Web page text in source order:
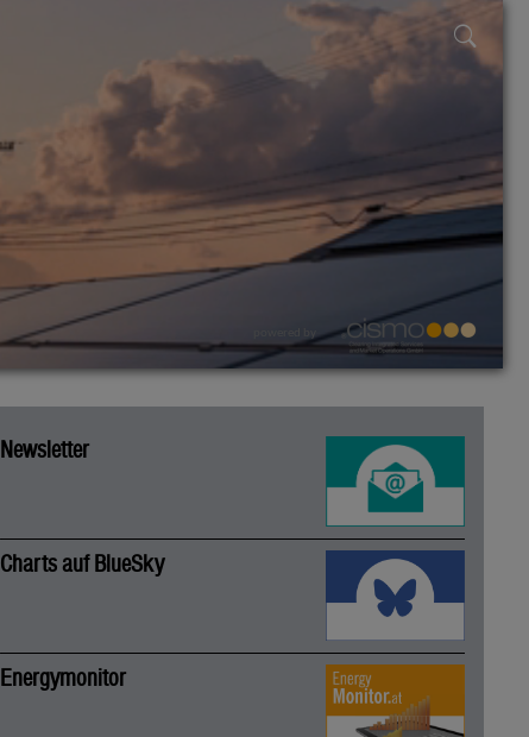
Newsletter
Charts auf BlueSky
Energymonitor